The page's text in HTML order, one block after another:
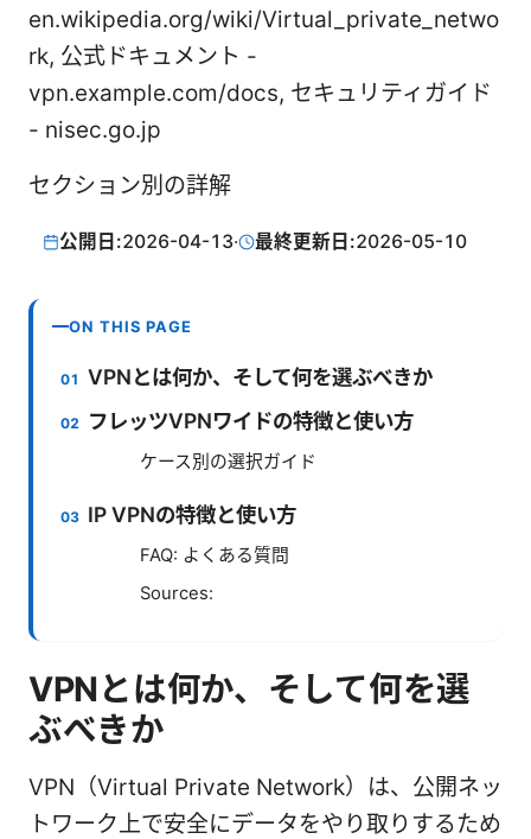
en.wikipedia.org/wiki/Virtual_private_netwo
rk, 公式ドキュメント -
vpn.example.com/docs, セキュリティガイド
- nisec.go.jp
セクション別の詳解
公開日:2026-04-13· 最終更新日:2026-05-10
ON THIS PAGE
VPNとは何か、そして何を選ぶべきか
フレッツVPNワイドの特徴と使い方
ケース別の選択ガイド
IP VPNの特徴と使い方
FAQ: よくある質問
Sources:
VPNとは何か、そして何を選
ぶべきか
VPN（Virtual Private Network）は、公開ネッ
トワーク上で安全にデータをやり取りするため